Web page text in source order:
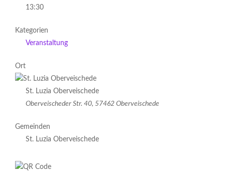
13:30
Kategorien
Veranstaltung
Ort
St. Luzia Oberveischede
Oberveischeder Str. 40, 57462 Oberveischede
Gemeinden
St. Luzia Oberveischede